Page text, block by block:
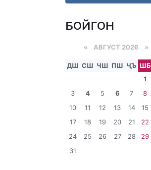
БОЙГОНӢ
« АВГУСТ 2026 »
ДШ СШ ЧШ ПШ ҶЪ ШБ
1
3
4 5 6 7 8
10
11 12 13 14 15
17
18 19 20 21 22
24
25 26 27 28 29
31